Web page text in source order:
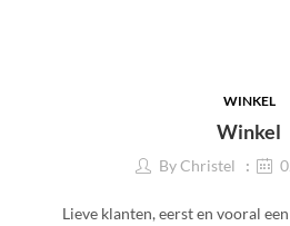
WINKEL
Winkel
ByChristel
Lieve klanten, eerst en vooral